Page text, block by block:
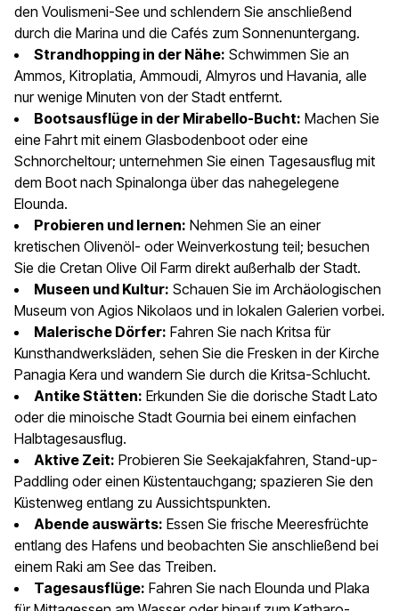
den Voulismeni-See und schlendern Sie anschließend
durch die Marina und die Cafés zum Sonnenuntergang.
Strandhopping in der Nähe: Schwimmen Sie an
Ammos, Kitroplatia, Ammoudi, Almyros und Havania, alle
nur wenige Minuten von der Stadt entfernt.
Bootsausflüge in der Mirabello-Bucht: Machen Sie
eine Fahrt mit einem Glasbodenboot oder eine
Schnorcheltour; unternehmen Sie einen Tagesausflug mit
dem Boot nach Spinalonga über das nahegelegene
Elounda.
Probieren und lernen: Nehmen Sie an einer
kretischen Olivenöl- oder Weinverkostung teil; besuchen
Sie die Cretan Olive Oil Farm direkt außerhalb der Stadt.
Museen und Kultur: Schauen Sie im Archäologischen
Museum von Agios Nikolaos und in lokalen Galerien vorbei.
Malerische Dörfer: Fahren Sie nach Kritsa für
Kunsthandwerksläden, sehen Sie die Fresken in der Kirche
Panagia Kera und wandern Sie durch die Kritsa-Schlucht.
Antike Stätten: Erkunden Sie die dorische Stadt Lato
oder die minoische Stadt Gournia bei einem einfachen
Halbtagesausflug.
Aktive Zeit: Probieren Sie Seekajakfahren, Stand-up-
Paddling oder einen Küstentauchgang; spazieren Sie den
Küstenweg entlang zu Aussichtspunkten.
Abende auswärts: Essen Sie frische Meeresfrüchte
entlang des Hafens und beobachten Sie anschließend bei
einem Raki am See das Treiben.
Tagesausflüge: Fahren Sie nach Elounda und Plaka